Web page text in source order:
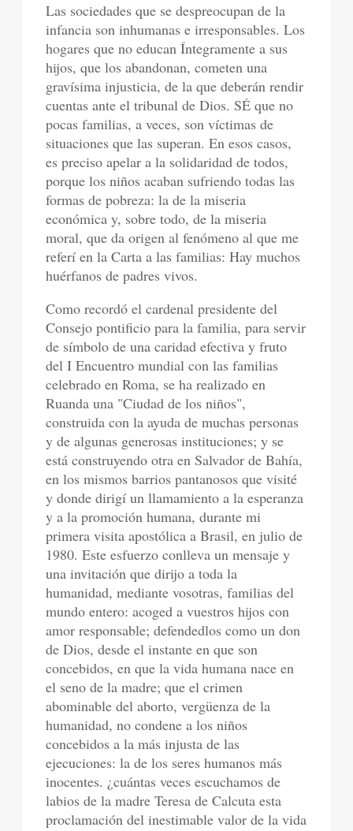
Las sociedades que se despreocupan de la
infancia son inhumanas e irresponsables. Los
hogares que no educan Íntegramente a sus
hijos, que los abandonan, cometen una
gravísima injusticia, de la que deberán rendir
cuentas ante el tribunal de Dios. SÉ que no
pocas familias, a veces, son víctimas de
situaciones que las superan. En esos casos,
es preciso apelar a la solidaridad de todos,
porque los niños acaban sufriendo todas las
formas de pobreza: la de la miseria
económica y, sobre todo, de la miseria
moral, que da origen al fenómeno al que me
referí en la Carta a las familias: Hay muchos
huérfanos de padres vivos.
Como recordó el cardenal presidente del
Consejo pontificio para la familia, para servir
de símbolo de una caridad efectiva y fruto
del I Encuentro mundial con las familias
celebrado en Roma, se ha realizado en
Ruanda una "Ciudad de los niños",
construida con la ayuda de muchas personas
y de algunas generosas instituciones; y se
está construyendo otra en Salvador de Bahía,
en los mismos barrios pantanosos que visité
y donde dirigí un llamamiento a la esperanza
y a la promoción humana, durante mi
primera visita apostólica a Brasil, en julio de
1980. Este esfuerzo conlleva un mensaje y
una invitación que dirijo a toda la
humanidad, mediante vosotras, familias del
mundo entero: acoged a vuestros hijos con
amor responsable; defendedlos como un don
de Dios, desde el instante en que son
concebidos, en que la vida humana nace en
el seno de la madre; que el crimen
abominable del aborto, vergüenza de la
humanidad, no condene a los niños
concebidos a la más injusta de las
ejecuciones: la de los seres humanos más
inocentes. ¿cuántas veces escuchamos de
labios de la madre Teresa de Calcuta esta
proclamación del inestimable valor de la vida